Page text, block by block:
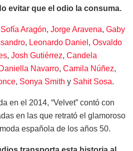
evitar que el odio la consuma.
Sofía Aragón, Jorge Aravena, Gaby
, Leonardo Daniel , Osvaldo
, Josh Gutiérrez, Candela
Daniella Navarro, Camila Núñez,
, Sonya Smith y Sahit Sosa.
en el 2014, “Velvet” contó con
en las que retrató el glamoroso
española de los años 50.